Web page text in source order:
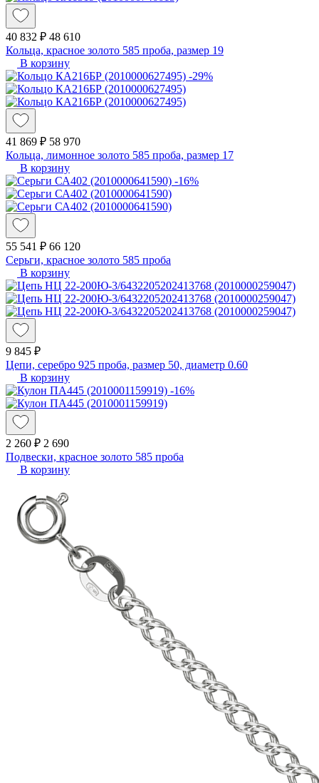
40 832 ₽ 48 610
Кольца, красное золото 585 проба, размер 19
В корзину
-29%
41 869 ₽ 58 970
Кольца, лимонное золото 585 проба, размер 17
В корзину
-16%
55 541 ₽ 66 120
Серьги, красное золото 585 проба
В корзину
9 845 ₽
Цепи, серебро 925 проба, размер 50, диаметр 0.60
В корзину
-16%
2 260 ₽ 2 690
Подвески, красное золото 585 проба
В корзину